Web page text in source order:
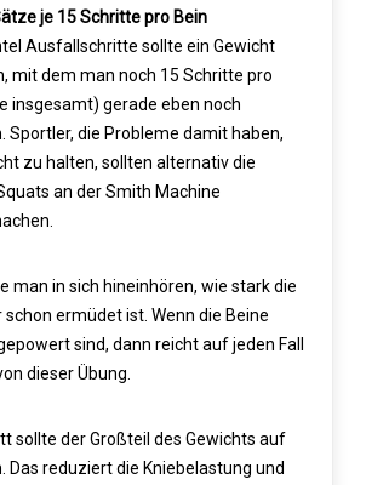
je 15 Schritte pro Bein
Ausfallschritte sollte ein Gewicht
mit dem man noch 15 Schritte pro
insgesamt) gerade eben noch
Sportler, die Probleme damit haben,
zu halten, sollten alternativ die
an der Smith Machine
man in sich hineinhören, wie stark die
ermüdet ist. Wenn die Beine
sind, dann reicht auf jeden Fall
dieser Übung.
sollte der Großteil des Gewichts auf
Das reduziert die Kniebelastung und